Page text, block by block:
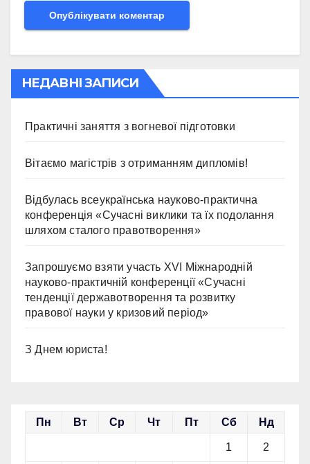
НЕДАВНІ ЗАПИСИ
Практичні заняття з вогневої підготовки
Вітаємо магістрів з отриманням дипломів!
Відбулась всеукраїнська науково-практична
конференція «Сучасні виклики та їх подолання
шляхом сталого правотворення»
Запрошуємо взяти участь ХVІ Міжнародній
науково-практичній конференції «Сучасні
тенденції державотворення та розвитку
правової науки у кризовий період»
З Днем юриста!
Пн Вт Ср Чт Пт Сб Нд
1 2